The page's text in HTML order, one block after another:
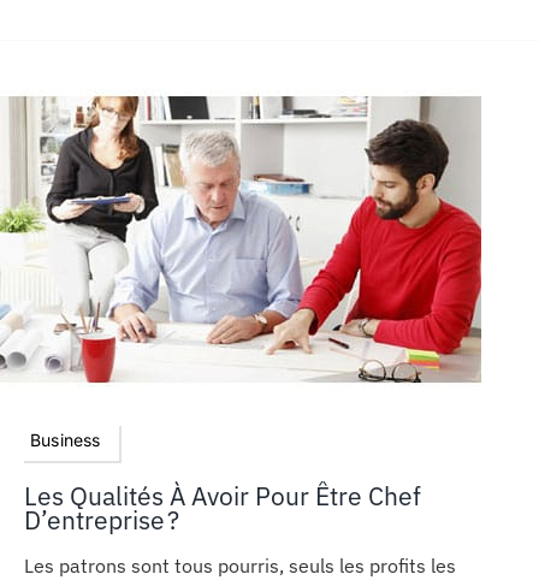
Business
Les Qualités À Avoir Pour Être Chef
D’entreprise ?
Les patrons sont tous pourris, seuls les profits les